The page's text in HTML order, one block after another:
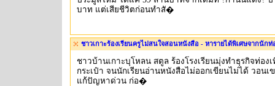
บาท แต่เสียชีวิตก่อนทำสั�
ชาวเกาะร้องเรียนครูไม่สนใจสอนหนังสือ - หารายได้พิเศษจากนักท่
ชาวบ้านเกาะบุโหลน สตูล ร้องโรงเรียนมุ่งทำธุรกิจท่อง
กระเป๋า จนนักเรียนอ่านหนังสือไม่ออกเขียนไม่ได้ วอน
แก้ปัญหาด่วน ก่อ�